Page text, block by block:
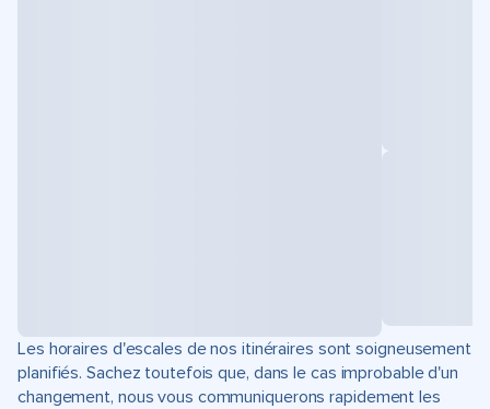
Les horaires d'escales de nos itinéraires sont soigneusement
planifiés. Sachez toutefois que, dans le cas improbable d'un
changement, nous vous communiquerons rapidement les